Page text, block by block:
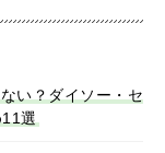
い？ダイソー・セ
選